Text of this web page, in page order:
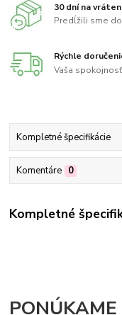
30 dní na
Predĺžili sme
Rýchle
Vaša
Kompletné špecifikácie
Komentáre 0
Kompletné